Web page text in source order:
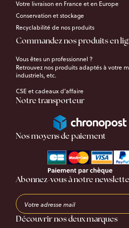
Votre livraison en France et en Europe
Conservation et stockage
Recyclabilité de nos produits
Commandez nos produits en
Vous êtes un professionnel ?
Retrouvez nos produits adaptés à votre
industriels, etc.
CSE et cadeaux d’affaire
Notre transporteur
Nos moyens de paiement
Abonnez-vous à notre
Découvrir nos deux marques